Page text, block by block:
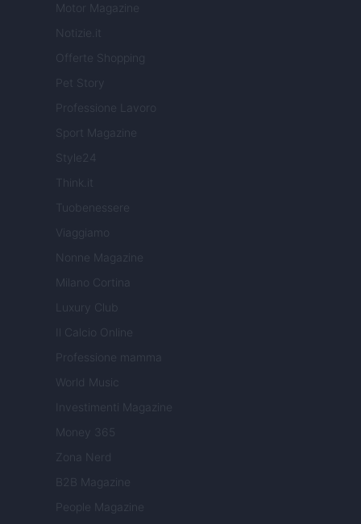
Motor Magazine
Notizie.it
Offerte Shopping
Pet Story
Professione Lavoro
Sport Magazine
Style24
Think.it
Tuobenessere
Viaggiamo
Nonne Magazine
Milano Cortina
Luxury Club
Il Calcio Online
Professione mamma
World Music
Investimenti Magazine
Money 365
Zona Nerd
B2B Magazine
People Magazine